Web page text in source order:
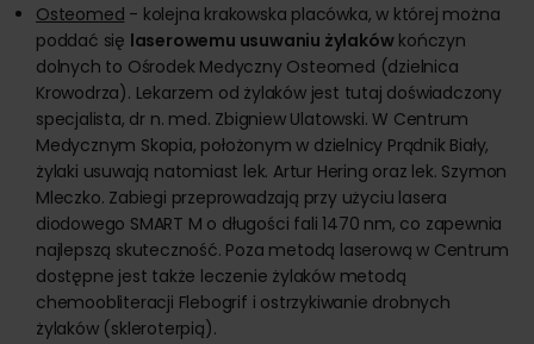
Osteomed - kolejna krakowska placówka, w której można
poddać się laserowemu usuwaniu żylakówkończyn
dolnych to Ośrodek Medyczny Osteomed (dzielnica
Krowodrza). Lekarzem od żylaków jest tutaj doświadczony
specjalista, dr n. med. Zbigniew Ulatowski. W Centrum
Medycznym Skopia, położonym w dzielnicy Prądnik Biały,
żylaki usuwają natomiast lek. Artur Hering oraz lek. Szymon
Mleczko. Zabiegi przeprowadzają przy użyciu lasera
diodowego SMART M o długości fali 1470 nm, co zapewnia
najlepszą skuteczność. Poza metodą laserową w Centrum
dostępne jest także leczenie żylaków metodą
chemoobliteracji Flebogrif i ostrzykiwanie drobnych
żylaków (skleroterpią).